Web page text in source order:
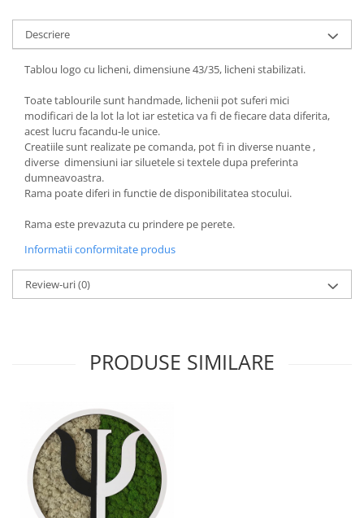
Descriere
Tablou logo cu licheni, dimensiune 43/35, licheni stabilizati.
Toate tablourile sunt handmade, lichenii pot suferi mici
modificari de la lot la lot iar estetica va fi de fiecare data diferita,
acest lucru facandu-le unice.
Creatiile sunt realizate pe comanda, pot fi in diverse nuante ,
diverse dimensiuni iar siluetele si textele dupa preferinta
dumneavoastra.
Rama poate diferi in functie de disponibilitatea stocului.
Rama este prevazuta cu prindere pe perete.
Informatii conformitate produs
Review-uri(0)
PRODUSE SIMILARE